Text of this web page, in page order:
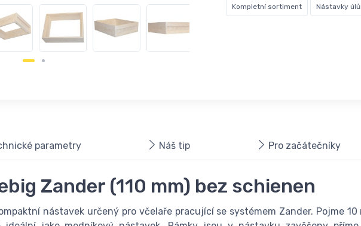
Kompletní sortiment Nástavky úlů
parametry Náš tip Pro začátečníky
Zander (110 mm) bez schienen
nástavek určený pro včelaře pracující se systémem Zander. Pojme